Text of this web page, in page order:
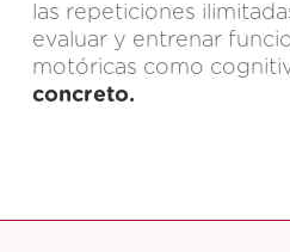
las repeticiones
evaluar y entrenar
motóricas como
concreto.